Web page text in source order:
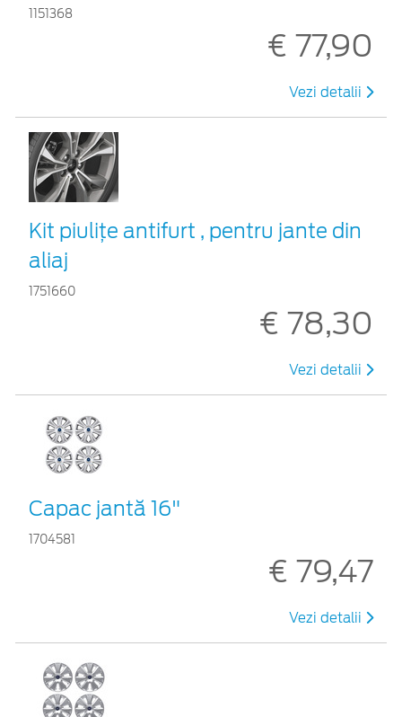
1151368
€ 77,90
Vezi detalii
Kit piuliţe antifurt , pentru jante din
aliaj
1751660
€ 78,30
Vezi detalii
Capac jantă 16"
1704581
€ 79,47
Vezi detalii